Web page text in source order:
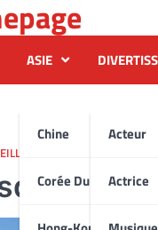
ASIE
Chine
Corée Du Sud
Acteur
Actrice